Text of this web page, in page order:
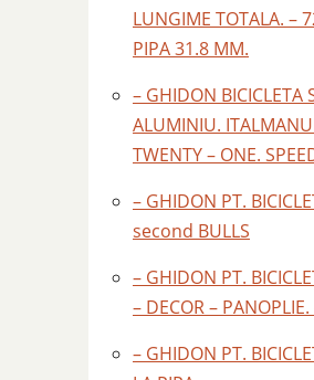
LUNGIME TOTALA. –
PIPA 31.8 MM.
– GHIDON BICICLETA
ALUMINIU.
TWENTY – ONE.
– GHIDON PT.
second BULLS
– GHIDON PT.
– DECOR – PANOPLIE.
– GHIDON PT.